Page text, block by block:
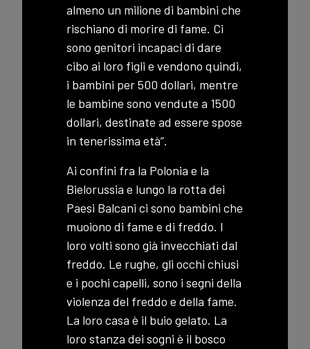
almeno un milione di bambini che
rischiano di morire di fame. Ci
sono genitori incapaci di dare
cibo ai loro figli e vendono quindi,
i bambini per 500 dollari, mentre
le bambine sono vendute a 1500
dollari, destinate ad essere spose
in tenerissima età”.
Ai confini fra la Polonia e la
Bielorussia e lungo la rotta dei
Paesi Balcani ci sono bambini che
muoiono di fame e di freddo. I
loro volti sono già invecchiati dal
freddo. Le rughe, gli occhi chiusi
e i pochi capelli, sono i segni della
violenza del freddo e della fame.
La loro casa è il buio gelato. La
loro stanza dei sogni è il bosco